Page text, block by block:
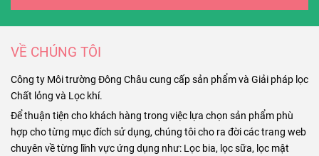
VỀ CHÚNG TÔI
Công ty Môi trường Đông Châu cung cấp sản phẩm và Giải pháp lọc
Chất lỏng và Lọc khí.
Để thuận tiện cho khách hàng trong việc lựa chọn sản phẩm phù
hợp cho từng mục đích sử dụng, chúng tôi cho ra đời các trang web
chuyên về từng lĩnh vực ứng dụng như: Lọc bia, lọc sữa, lọc mật